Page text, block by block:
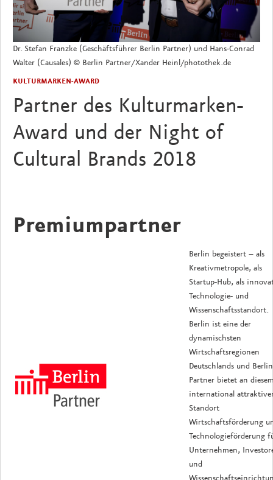
Dr. Stefan Franzke (Geschäftsführer Berlin Partner) und Hans-Conrad
Walter (Causales) © Berlin Partner/Xander Heinl/photothek.de
KULTURMARKEN-AWARD
Partner des Kulturmarken-
Award und der Night of
Cultural Brands 2018
Premiumpartner
Berlin begeistert – als
Kreativmetropole, als
Startup-Hub, als
Technologie- und
Wissenschaftsstandort.
Berlin ist eine der
dynamischsten
Wirtschaftsregionen
Deutschlands und Berlin
Partner bietet an
international
Standort
Wirtschaftsförderung
Technologieförderung
Unternehmen,
und